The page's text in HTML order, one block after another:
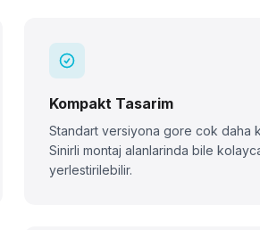
Kompakt Tasarim
Standart versiyona gore cok daha
Sinirli montaj alanlarinda bile
yerlestirilebilir.